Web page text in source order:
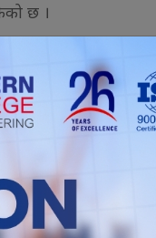
छ ।
दर बढ्दा बेलायती
३१ पैसा पुगेको छ ।
रहेको छ । बेलायती
छ ।
पैसा रहेको राष्ट्र बैंकले